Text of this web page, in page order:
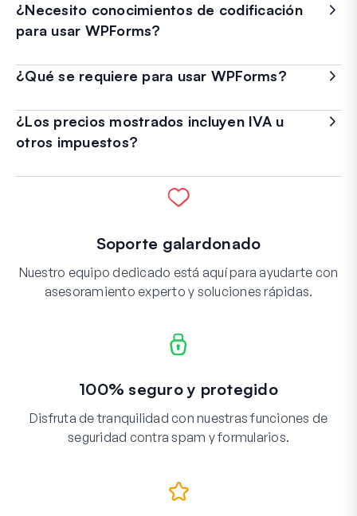
¿Necesito conocimientos de codificación
para usar WPForms?
¿Qué se requiere para usar WPForms?
¿Los precios mostrados incluyen IVA u
otros impuestos?
Soporte galardonado
Nuestro equipo dedicado está aquí para ayudarte con
asesoramiento experto y soluciones rápidas.
100% seguro y protegido
Disfruta de tranquilidad con nuestras funciones de
seguridad contra spam y formularios.